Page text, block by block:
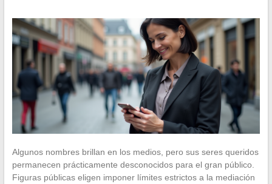
Algunos nombres brillan en los medios, pero sus seres queridos
permanecen prácticamente desconocidos para el gran público.
Figuras públicas eligen imponer límites estrictos a la mediación